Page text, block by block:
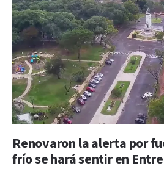
Renovaron la alerta por
frío se hará sentir en